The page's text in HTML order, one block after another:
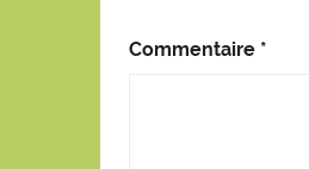
Commentaire *